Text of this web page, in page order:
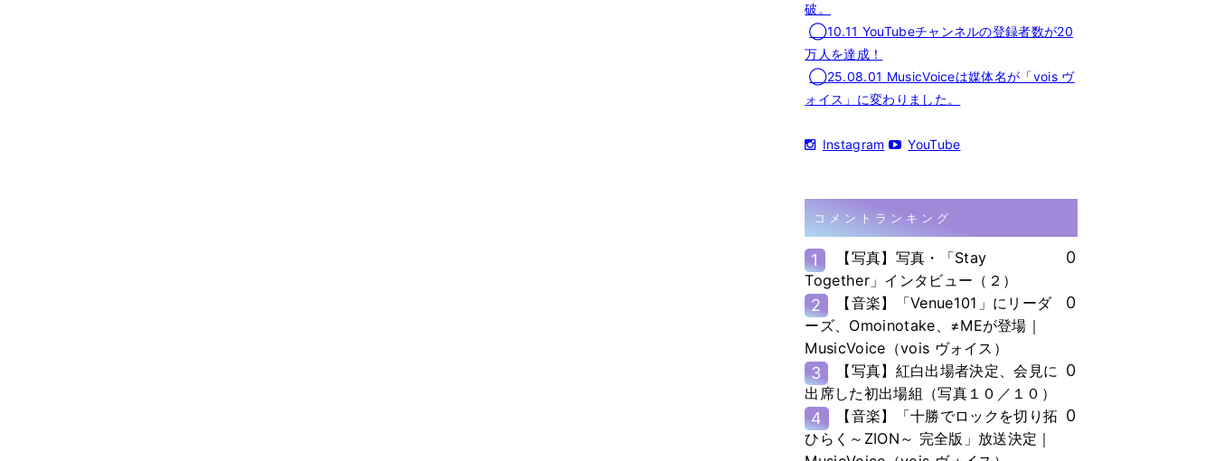
破。
◯10.11 YouTubeチャンネルの登録者数が20
万人を達成！
◯25.08.01 MusicVoiceは媒体名が「vois ヴ
ォイス」に変わりました。
Instagram YouTube
コメントランキング
1
【写真】写真・「Stay
Together」インタビュー（２）
0
2
【音楽】「Venue101」にリーダ
ーズ、Omoinotake、≠MEが登場｜
MusicVoice（vois ヴォイス）
0
3
【写真】紅白出場者決定、会見に
出席した初出場組（写真１０／１０）
0
4
【音楽】「十勝でロックを切り拓
ひらく～ZION～ 完全版」放送決定｜
0